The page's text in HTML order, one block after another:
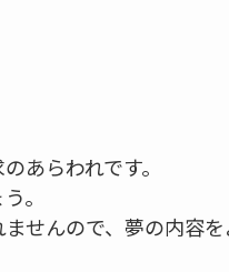
あらわれです。
。
せんので、夢の内容を